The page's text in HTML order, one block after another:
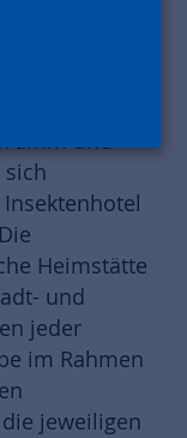
„Der
erzählen von
und
Heimstätte
und
jeder
im Rahmen
jeweiligen